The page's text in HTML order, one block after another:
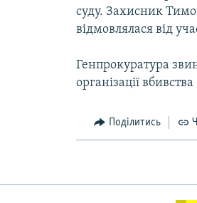
суду. Захисник
відмовлялася від
Генпрокуратура
організації
Поділитись